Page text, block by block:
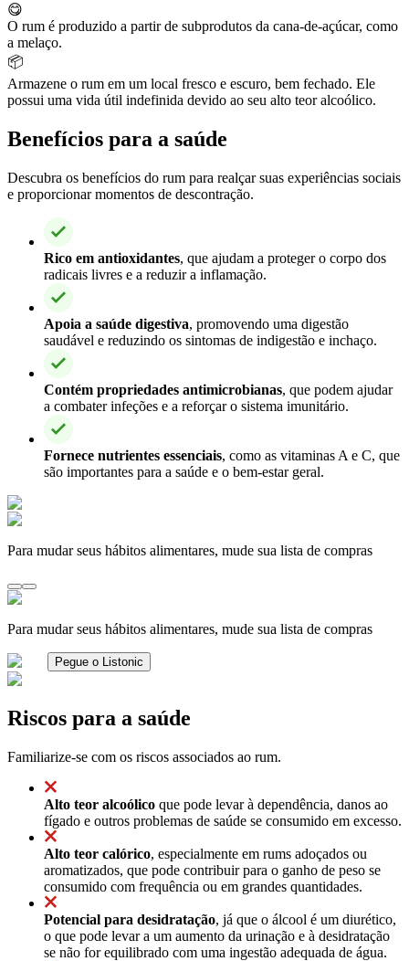
😋
O rum é produzido a partir de subprodutos da cana-de-açúcar, como
a melaço.
📦
Armazene o rum em um local fresco e escuro, bem fechado. Ele
possui uma vida útil indefinida devido ao seu alto teor alcoólico.
Benefícios para a saúde
Descubra os benefícios do rum para realçar suas experiências sociais
e proporcionar momentos de descontração.
Rico em antioxidantes, que ajudam a proteger o corpo dos
radicais livres e a reduzir a inflamação.
Apoia a saúde digestiva, promovendo uma digestão
saudável e reduzindo os sintomas de indigestão e inchaço.
Contém propriedades antimicrobianas, que podem ajudar
a combater infeções e a reforçar o sistema imunitário.
Fornece nutrientes essenciais, como as vitaminas A e C, que
são importantes para a saúde e o bem-estar geral.
Para mudar seus hábitos alimentares, mude sua lista de compras
Para mudar seus hábitos alimentares, mude sua lista de compras
Pegue o Listonic
Riscos para a saúde
Familiarize-se com os riscos associados ao rum.
Alto teor alcoólico que pode levar à dependência, danos ao
fígado e outros problemas de saúde se consumido em excesso.
Alto teor calórico, especialmente em rums adoçados ou
aromatizados, que pode contribuir para o ganho de peso se
consumido com frequência ou em grandes quantidades.
Potencial para desidratação, já que o álcool é um diurético,
o que pode levar a um aumento da urinação e à desidratação
se não for equilibrado com uma ingestão adequada de água.